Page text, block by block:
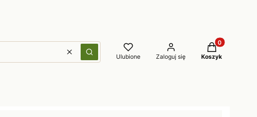
WyczyśćSzukaj Ulubione Zaloguj się
Produkty w
Koszyk